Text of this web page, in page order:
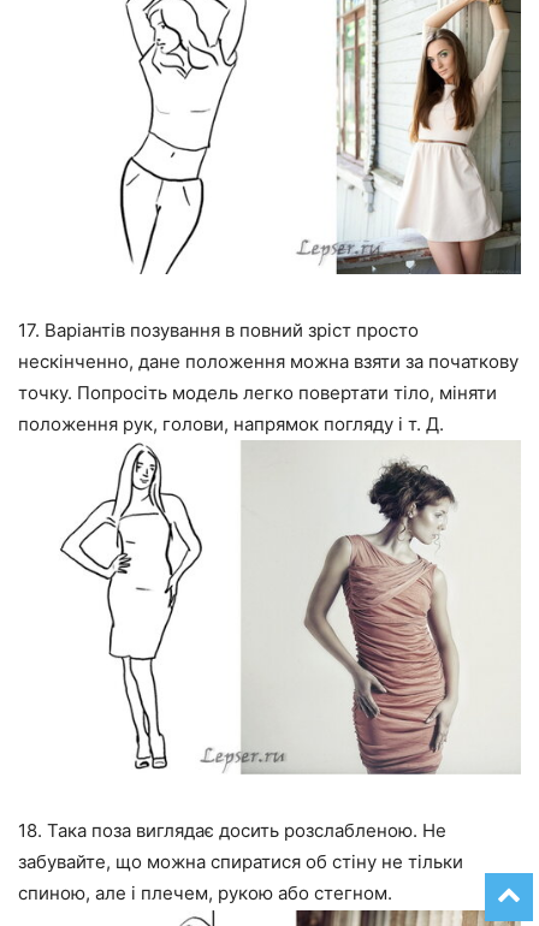
17. Варіантів позування в повний зріст просто
нескінченно, дане положення можна взяти за початкову
точку. Попросіть модель легко повертати тіло, міняти
положення рук, голови, напрямок погляду і т. Д.
18. Така поза виглядає досить розслабленою. Не
забувайте, що можна спиратися об стіну не тільки
спиною, але і плечем, рукою або стегном.